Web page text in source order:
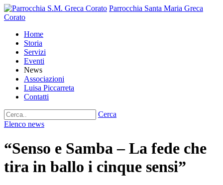
Parrocchia Santa Maria Greca
Corato
Home
Storia
Servizi
Eventi
News
Associazioni
Luisa Piccarreta
Contatti
Cerca
Elenco news
“Senso e Samba – La fede che
tira in ballo i cinque sensi”